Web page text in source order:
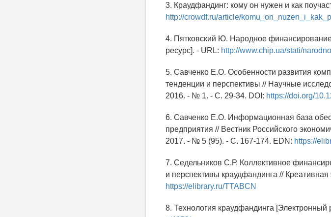
3. Краудфандинг: кому он нужен и как
http://crowdf.ru/article/
4. Пятковский Ю. Народное
ресурс]. - URL: http://www.chip.ua/stati/
5. Савченко Е.О. Особенности развития
тенденции и перспективы // Научные
2016. - № 1. - С. 29-34. DOI: https://doi.org/
6. Савченко Е.О. Информационная база
предприятия // Вестник Российского
2017. - № 5 (95). - С. 167-174. EDN: https://
7. Седельников С.Р. Коллективное
и перспективы краудфандинга //
https://elibrary.ru/TTABCN
8. Технология краудфандинга [Электронный